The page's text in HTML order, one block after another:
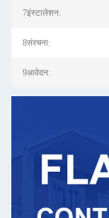
7इंस्टालेशन:
8संरचना:
9आवेदन: